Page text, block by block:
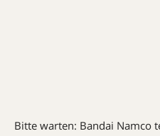
Bitte warten: Bandai Namco